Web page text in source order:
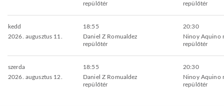
repülőtér
repülőtér
kedd
2026. augusztus 11.
18:55
Daniel Z Romualdez
repülőtér
20:30
Ninoy Aquino
repülőtér
szerda
2026. augusztus 12.
18:55
Daniel Z Romualdez
repülőtér
20:30
Ninoy Aquino
repülőtér